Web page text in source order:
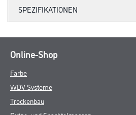
SPEZIFIKATIONEN
Online-Shop
Farbe
WDV-Systeme
Trockenbau